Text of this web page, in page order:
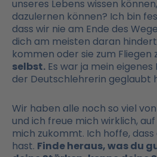
unseres Lebens wissen
dazulernen können? Ich bin
dass wir nie am Ende des
dich am meisten daran
kommen oder sie zum Fliegen
selbst. Es war ja mein
der Deutschlehrerin geglaubt
Wir haben alle noch so viel
und ich freue mich wirklich,
mich zukommt. Ich hoffe, dass
hast. Finde heraus, was du